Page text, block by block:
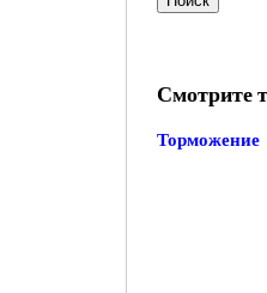
Смотрите
Торможение